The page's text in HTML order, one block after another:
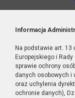
Informacja
Na podstawie art.
Europejskiego i
sprawie ochrony
danych osobowych i
oraz uchylenia
ochronie danych),